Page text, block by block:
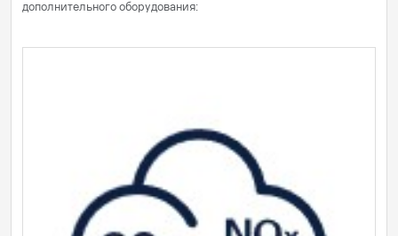
дополнительного оборудования: